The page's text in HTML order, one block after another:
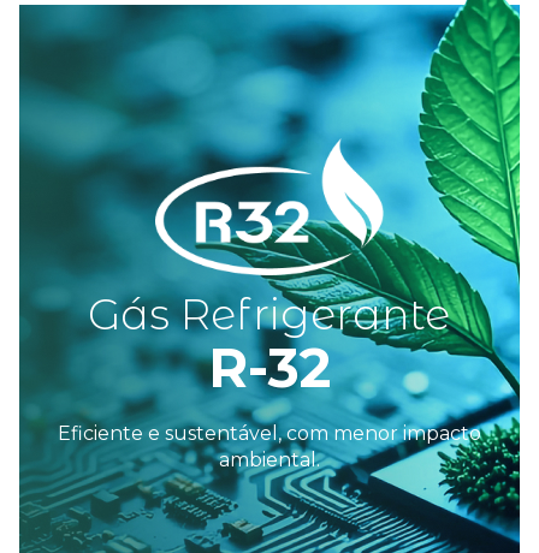
Gás Refrigerante
R-32
Eficiente e sustentável, com menor impacto
ambiental.